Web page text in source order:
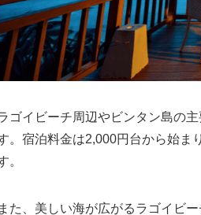
ゴイビーチ周辺やビンタン島の
。宿泊料金は2,000円台から始ま
。
また、美しい海が広がるラゴイビ